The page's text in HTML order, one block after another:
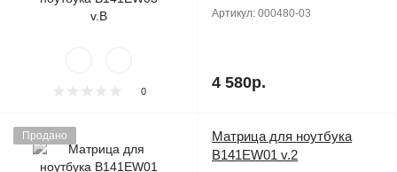
0
Артикул: 000480-03
4 580р.
Продано
Матрица для ноутбука
B141EW01 v.2